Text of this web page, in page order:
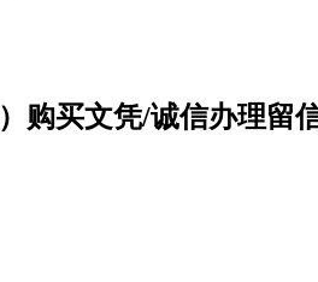
购买文凭/诚信办理留